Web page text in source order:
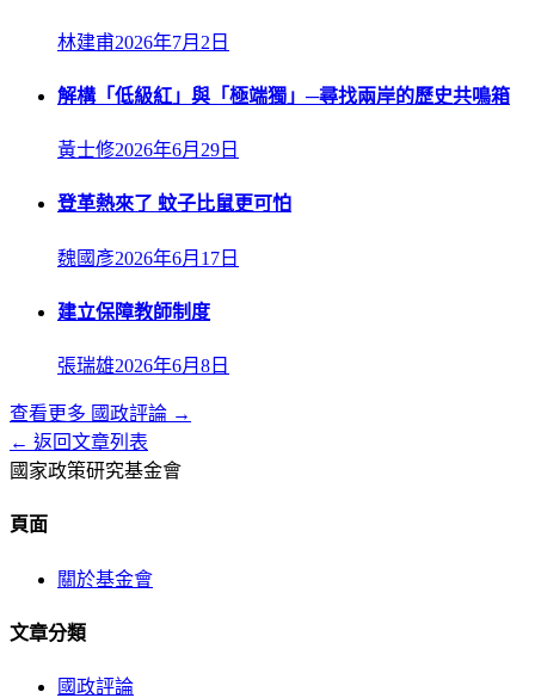
林建甫2026年7月2日
解構「低級紅」與「極端獨」─尋找兩岸的歷史共鳴箱
黃士修2026年6月29日
登革熱來了 蚊子比鼠更可怕
魏國彥2026年6月17日
建立保障教師制度
張瑞雄2026年6月8日
查看更多 國政評論 →
← 返回文章列表
國家政策研究基金會
頁面
關於基金會
文章分類
國政評論